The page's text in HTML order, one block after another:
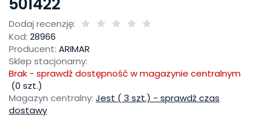
Dodaj recenzję:
Kod: 28966
Producent: ARIMAR
Sklep stacjonarny:
Brak - sprawdź dostępność w magazynie centralnym
(0 szt.)
Magazyn centralny: Jest ( 3 szt.) - sprawdź czas
dostawy